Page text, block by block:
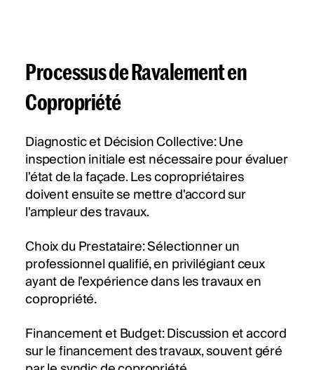
Processus de Ravalement en
Copropriété
Diagnostic et Décision Collective: Une
inspection initiale est nécessaire pour évaluer
l'état de la façade. Les copropriétaires
doivent ensuite se mettre d'accord sur
l'ampleur des travaux.
Choix du Prestataire: Sélectionner un
professionnel qualifié, en privilégiant ceux
ayant de l'expérience dans les travaux en
copropriété.
Financement et Budget: Discussion et accord
sur le financement des travaux, souvent géré